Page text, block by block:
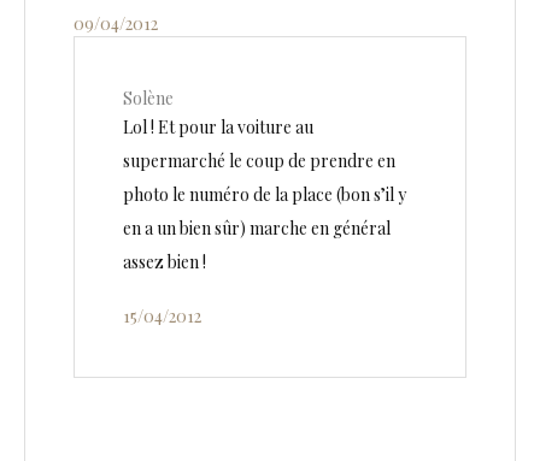
09/04/2012
Solène
Lol ! Et pour la voiture au
supermarché le coup de prendre en
photo le numéro de la place (bon s’il y
en a un bien sûr) marche en général
assez bien !
15/04/2012